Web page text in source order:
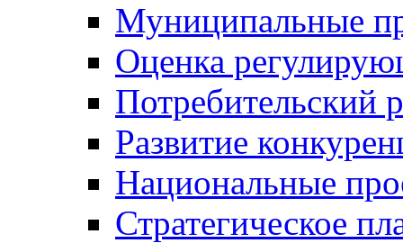
Муниципальные
Оценка
Потребительский
Развитие
Национальные
Стратегическое